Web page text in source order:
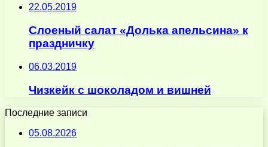
22.05.2019
Слоеный салат «Долька апельсина» к
праздничку
06.03.2019
Чизкейк с шоколадом и вишней
Последние записи
05.08.2026